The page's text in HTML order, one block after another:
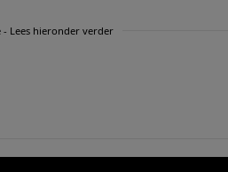
- Lees hieronder verder